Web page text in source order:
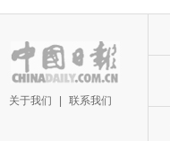
关于我们 联系我们